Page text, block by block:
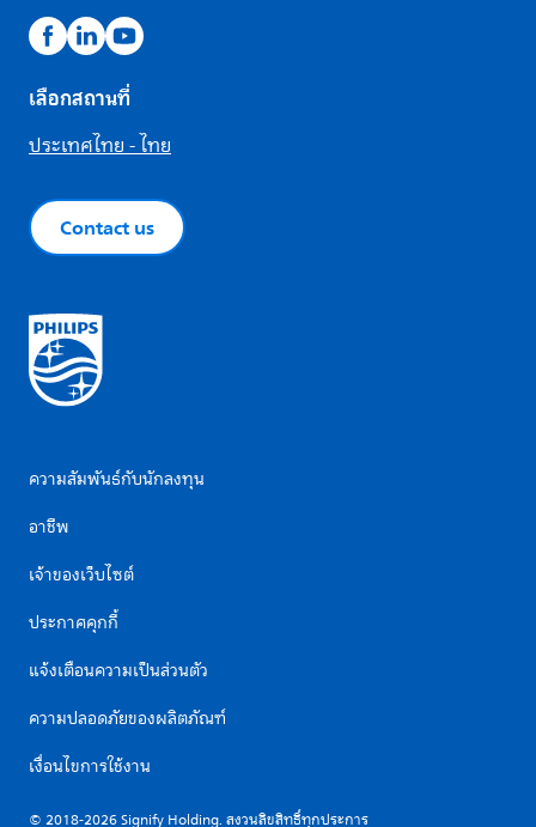
เลือกสถานที่
ประเทศไทย - ไทย
Contact us
ความสัมพันธ์กับนักลงทุน
อาชีพ
เจ้าของเว็บไซต์
ประกาศคุกกี้
แจ้งเตือนความเป็นส่วนตัว
ความปลอดภัยของผลิตภัณฑ์
เงื่อนไขการใช้งาน
© 2018-2026 Signify Holding. สงวนลิขสิทธิ์ทุกประการ